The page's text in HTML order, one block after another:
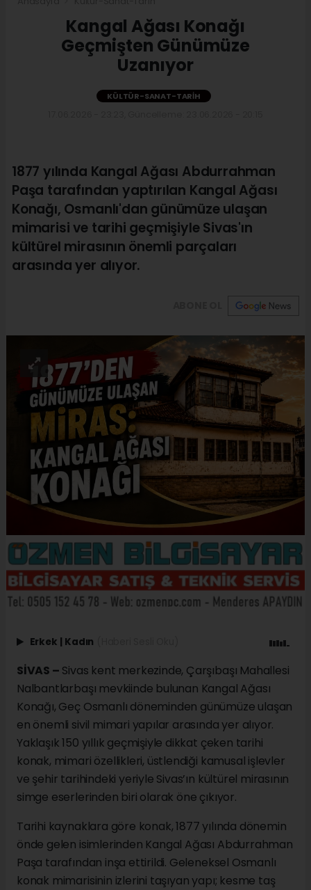
Kangal Ağası Konağı
Geçmişten Günümüze
Uzanıyor
KÜLTÜR-SANAT-TARIH
1877 yılında Kangal Ağası Abdurrahman
Paşa tarafından yaptırılan Kangal Ağası
Konağı, Osmanlı'dan günümüze ulaşan
mimarisi ve tarihi geçmişiyle Sivas'ın
kültürel mirasının önemli parçaları
arasında yer alıyor.
Erkek Kadın
SİVAS – Sivas kent merkezinde, Çarşıbaşı Mahallesi
Nalbantlarbaşı mevkiinde bulunan Kangal Ağası
Konağı, Geç Osmanlı döneminden günümüze ulaşan
en önemli sivil mimari yapılar arasında yer alıyor.
Yaklaşık 150 yıllık geçmişiyle dikkat çeken tarihi
konak, mimari özellikleri, üstlendiği kamusal işlevler
ve şehir tarihindeki yeriyle Sivas’ın kültürel mirasının
simge eserlerinden biri olarak öne çıkıyor.
Tarihi kaynaklara göre konak, 1877 yılında dönemin
önde gelen isimlerinden Kangal Ağası Abdurrahman
Paşa tarafından inşa ettirildi. Geleneksel Osmanlı
konak mimarisinin izlerini taşıyan yapı; kesme taş